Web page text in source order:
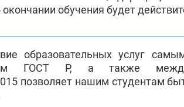
обучения будет
образовательных услуг
ГОСТ Р, а также
позволяет нашим студентам